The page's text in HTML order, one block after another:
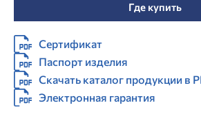
Где купить
Сертификат
Паспорт изделия
Скачать каталог продукции в
Электронная гарантия